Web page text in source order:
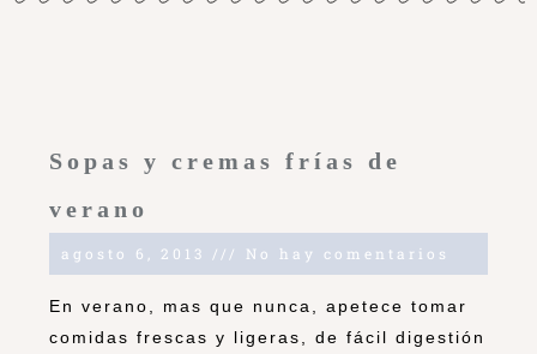
Sopas y cremas frías de
verano
agosto 6, 2013 No hay comentarios
En verano, mas que nunca, apetece tomar
comidas frescas y ligeras, de fácil digestión